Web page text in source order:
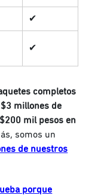
✔
✔
completos
millones de
$200 mil pesos en
somos un
de nuestros
porque